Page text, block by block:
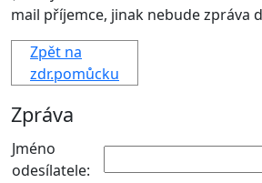
mail příjemce, jinak nebude zpráva
Zpět na
zdr.pomůcku
Zpráva
Jméno
odesílatele: